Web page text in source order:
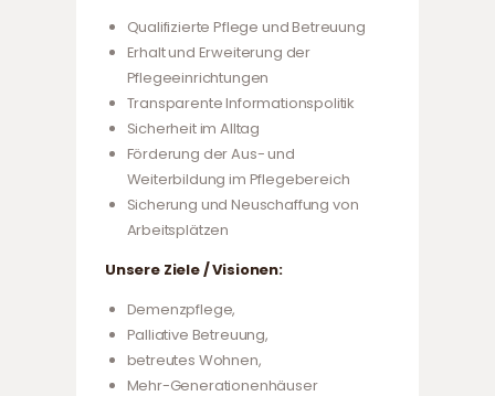
Qualifizierte Pflege und Betreuung
Erhalt und Erweiterung der
Pflegeeinrichtungen
Transparente Informationspolitik
Sicherheit im Alltag
Förderung der Aus- und
Weiterbildung im Pflegebereich
Sicherung und Neuschaffung von
Arbeitsplätzen
Unsere Ziele / Visionen:
Demenzpflege,
Palliative Betreuung,
betreutes Wohnen,
Mehr-Generationenhäuser